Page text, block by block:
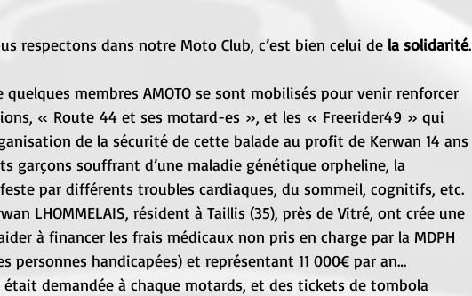
respectons dans notre Moto Club, c’est bien celui de la solidarité.
quelques membres AMOTO se sont mobilisés pour venir renforcer
« Route 44 et ses motard-es », et les « Freerider49 » qui
de la sécurité de cette balade au profit de Kerwan 14 ans
garçons souffrant d’une maladie génétique orpheline, la
par différents troubles cardiaques, du sommeil, cognitifs, etc.
LHOMMELAIS, résident à Taillis (35), près de Vitré, ont crée une
à financer les frais médicaux non pris en charge par la MDPH
personnes handicapées) et représentant 11 000€ par an…
demandée à chaque motards, et des tickets de tombola